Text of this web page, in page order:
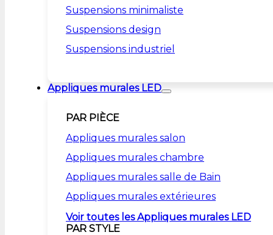
Suspensions minimaliste
Suspensions design
Suspensions industriel
Appliques murales LED
PAR PIÈCE
Appliques murales salon
Appliques murales chambre
Appliques murales salle de Bain
Appliques murales extérieures
Voir toutes les Appliques murales LED
PAR STYLE